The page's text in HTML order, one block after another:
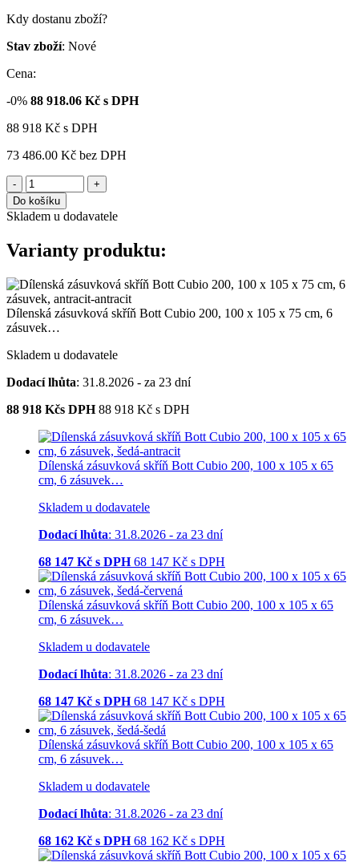
Kdy dostanu zboží?
Stav zboží: Nové
Cena:
-0% 88 918.06 Kč s DPH
88 918 Kč s DPH
73 486.00 Kč bez DPH
-
+
Do košíku
Skladem u dodavatele
Varianty produktu:
Dílenská zásuvková skříň Bott Cubio 200, 100 x 105 x 75 cm, 6
zásuvek…
Skladem u dodavatele
Dodací lhůta: 31.8.2026 - za 23 dní
88 918 Kčs DPH 88 918 Kč s DPH
Dílenská zásuvková skříň Bott Cubio 200, 100 x 105 x 65
cm, 6 zásuvek…
Skladem u dodavatele
Dodací lhůta: 31.8.2026 - za 23 dní
68 147 Kč s DPH 68 147 Kč s DPH
Dílenská zásuvková skříň Bott Cubio 200, 100 x 105 x 65
cm, 6 zásuvek…
Skladem u dodavatele
Dodací lhůta: 31.8.2026 - za 23 dní
68 147 Kč s DPH 68 147 Kč s DPH
Dílenská zásuvková skříň Bott Cubio 200, 100 x 105 x 65
cm, 6 zásuvek…
Skladem u dodavatele
Dodací lhůta: 31.8.2026 - za 23 dní
68 162 Kč s DPH 68 162 Kč s DPH